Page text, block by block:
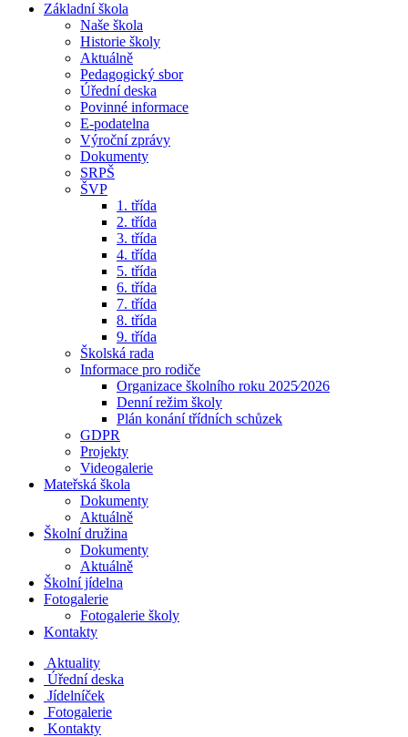
Základní škola
Naše škola
Historie školy
Aktuálně
Pedagogický sbor
Úřední deska
Povinné informace
E-podatelna
Výroční zprávy
Dokumenty
SRPŠ
ŠVP
1. třída
2. třída
3. třída
4. třída
5. třída
6. třída
7. třída
8. třída
9. třída
Školská rada
Informace pro rodiče
Organizace školního roku 2025⁄2026
Denní režim školy
Plán konání třídních schůzek
GDPR
Projekty
Videogalerie
Mateřská škola
Dokumenty
Aktuálně
Školní družina
Dokumenty
Aktuálně
Školní jídelna
Fotogalerie
Fotogalerie školy
Kontakty
Aktuality
Úřední deska
Jídelníček
Fotogalerie
Kontakty